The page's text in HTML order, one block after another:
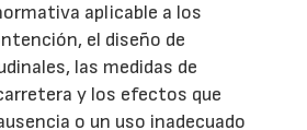
aplicable a los
el diseño de
las medidas de
y los efectos que
o un uso inadecuado